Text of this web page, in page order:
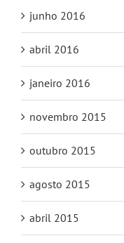
junho 2016
abril 2016
janeiro 2016
novembro 2015
outubro 2015
agosto 2015
abril 2015